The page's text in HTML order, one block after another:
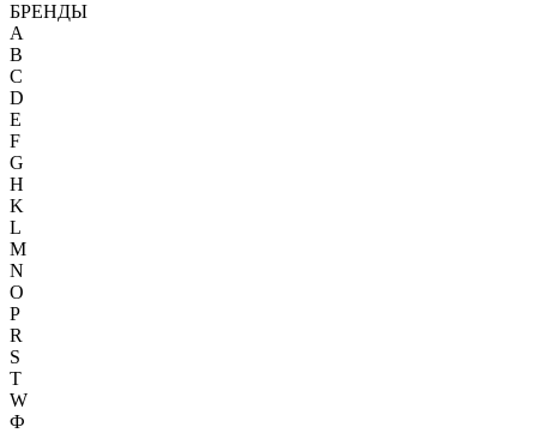
БРЕНДЫ
A
B
C
D
E
F
G
H
K
L
M
N
O
P
R
S
T
W
Ф